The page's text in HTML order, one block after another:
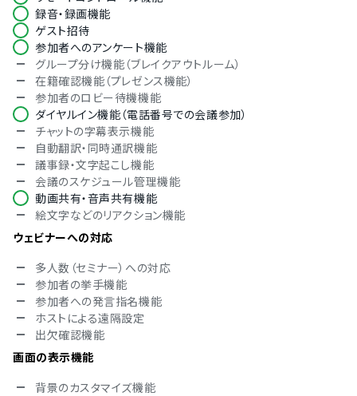
ドイツ語
イタリア語
韓国語
ポルトガル語
ロシア語
スペイン語
デンマーク語
オランダ語
フィンランド語
ハンガリー語
インドネシア語
ノルウェー語
ポーランド語
タイ語
アラビア語
ヒンディー語
スウェーデン語
ブルガリア語
クロアチア語
ヘブライ語
録音・録画機能
ゲスト招待
参加者へのアンケート機能
グループ分け機能（ブレイクアウトルーム）
在籍確認機能（プレゼンス機能）
参加者のロビー待機機能
ダイヤルイン機能（電話番号での会議参加）
チャットの字幕表示機能
自動翻訳・同時通訳機能
議事録・文字起こし機能
会議のスケジュール管理機能
動画共有・音声共有機能
絵文字などのリアクション機能
ウェビナーへの対応
多人数（セミナー）への対応
参加者の挙手機能
参加者への発言指名機能
ホストによる遠隔設定
出欠確認機能
画面の表示機能
背景のカスタマイズ機能